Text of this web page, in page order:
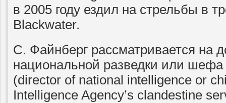
в 2005 году ездил на стрельбы в
Blackwater.
С. Файнберг рассматривается на
национальной разведки или
(director of national intelligence or
Intelligence Agency’s clandestine